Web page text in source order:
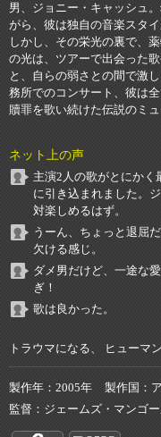
男、ジョニー・キャッシュ
がら、彼は独自の音楽スタ
しかし、その栄光の裏で、
の光は、ツアーで出会った
と、自らの弱さとの間で激
務所でのコンサート、彼は
贖罪を歌い続けた伝説のミ
ネット上の声
主演2人の歌がとにかく
に引き込まれました。
対楽しめるはず。
うーん、ちょっと退屈
欠ける感じ。
ダメ男だけど、一途な
ぎ！
歌は良かった。
トラウマになる、 ヒューマ
製作年 2005年 製作国
監督
ジェームズ・マンゴ